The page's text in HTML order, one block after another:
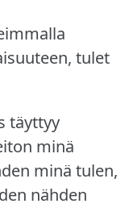
tulet
täyttyy
minä
minä tulen,
nähden